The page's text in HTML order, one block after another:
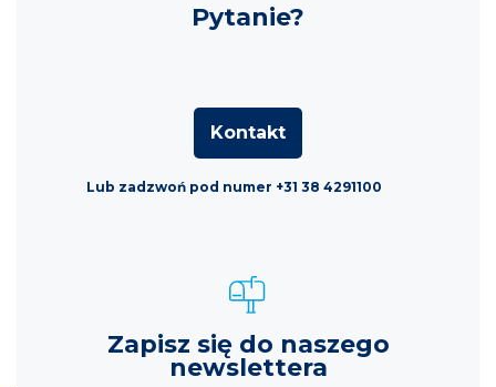
Pytanie?
Kontakt
Lub zadzwoń pod numer +31 38 4291100
Zapisz się do naszego
newslettera